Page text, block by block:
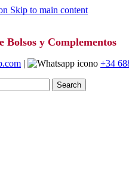
Skip to main content
Bolsos y Complementos
| +34
Search